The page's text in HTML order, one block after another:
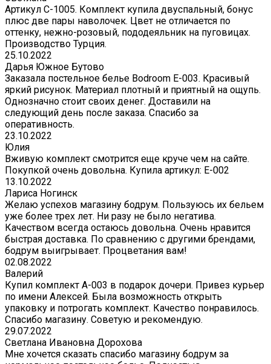
Артикул С-1005. Комплект купила двуспальный, бонус
плюс две пары наволочек. Цвет не отличается по
оттенку, нежно-розовый, пододеяльник на пуговицах.
Производство Турция.
25.10.2022
Дарья Южное Бутово
Заказала постельное белье Bodroom E-003. Красивый
яркий рисунок. Материал плотный и приятный на ощупь.
Однозначно стоит своих денег. Доставили на
следующий день после заказа. Спасибо за
оперативность.
23.10.2022
Юлия
Вживую комплект смотрится еще круче чем на сайте.
Покупкой очень довольна. Купила артикул: E-002
13.10.2022
Лариса Ногинск
Желаю успехов магазину бодрум. Пользуюсь их бельем
уже более трех лет. Ни разу не было негатива.
Качеством всегда остаюсь довольна. Очень нравится
быстрая доставка. По сравнению с другими брендами,
бодрум выигрывает. Процветания вам!
02.08.2022
Валерий
Купил комплект A-003 в подарок дочери. Привез курьер
по имени Алексей. Была возможность открыть
упаковку и потрогать комплект. Качество понравилось.
Спасибо магазину. Советую и рекомендую.
29.07.2022
Светлана Ивановна Дорохова
Мне хочется сказать спасибо магазину бодрум за